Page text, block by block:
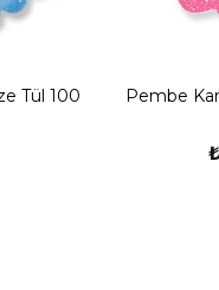
Tül 100
Pembe